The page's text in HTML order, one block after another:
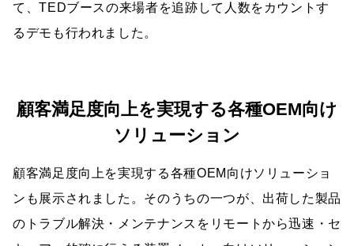
て、TEDブースの来場者を追跡して人数をカウントす
るデモも行われました。
顧客満足度向上を実現する各種OEM向け
ソリューション
顧客満足度向上を実現する各種OEM向けソリューショ
ンも展示されました。そのうちの一つが、出荷した製品
のトラブル解決・メンテナンスをリモートから迅速・セ